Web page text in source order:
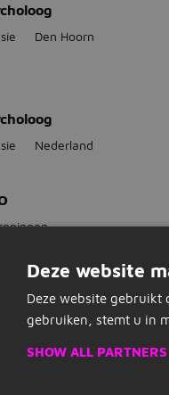
Den Hoorn
Nederland
vacature is zo
Deze website
Deze website gebruikt
gebruiken, stemt u in
SHOW ALL PARTNERS